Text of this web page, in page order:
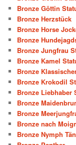
Bronze Göttin
Bronze Herzstück
Bronze Horse
Bronze
Bronze Jungfrau
Bronze Kamel
Bronze
Bronze Krokodil
Bronze Liebhaber
Bronze
Bronze
Bronze nach
Bronze Nymph